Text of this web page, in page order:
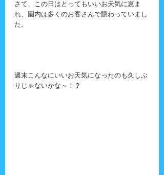
さて、この日はとってもいいお天気に恵ま
れ、園内は多くのお客さんで賑わっていまし
た。
週末こんなにいいお天気になったのも久しぶ
りじゃないかな～！？